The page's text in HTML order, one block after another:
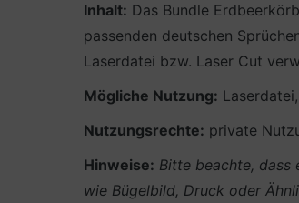
Inhalt: Das Bundle
passenden deutschen
Laserdatei bzw. Laser Cut
Mögliche Nutzung:
Nutzungsrechte: private
Hinweise: Bitte beachte, dass
wie Bügelbild, Druck oder